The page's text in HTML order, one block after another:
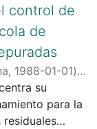
control de
de
, 1988-01-01)
Cardús Aguilar,
Miquel ;
Departament
para la